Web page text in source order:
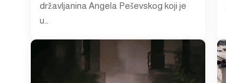
državljanina Angela Peševskog koji je
u…